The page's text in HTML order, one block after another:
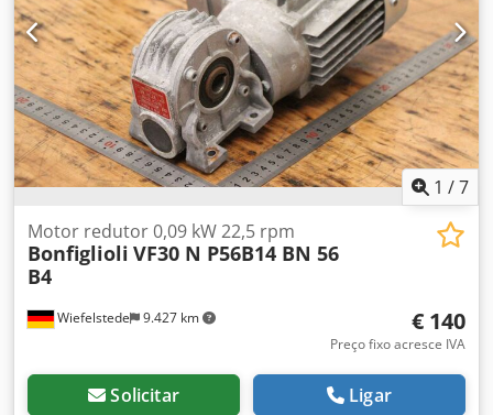
Dcsdpfx Agou Npgdsgsk -Componentes individuais: ver
fotos -Dimensões: 480/350/H250 mm -Peso: 22 kg
1 /7
Wiefelstede 9.427 km
Motor redutor 0,09 kW 22,5 rpm
Bonfiglioli VF30 N P56B14 BN 56
B4
€ 140
Preço fixo acresce IVA
Solicitar Ligar